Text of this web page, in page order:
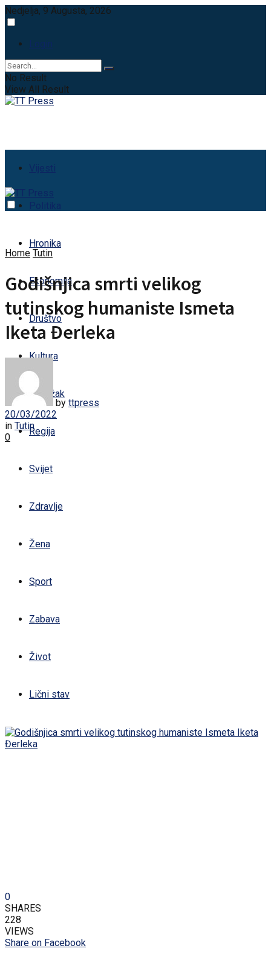
Nedjelja, 9 Augusta, 2026
Login
No Result
View All Result
Vijesti
Politika
Hronika
Ekonomija
Društvo
Kultura
Sandžak
Regija
Svijet
Zdravlje
Žena
Sport
Zabava
Život
Lični stav
Home Tutin
Godišnjica smrti velikog
tutinskog humaniste Ismeta
Iketa Đerleka
by ttpress
20/03/2022
in Tutin
0
0
SHARES
228
VIEWS
Share on Facebook